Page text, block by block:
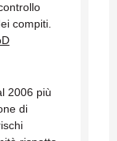
compiti.
2006 più
di